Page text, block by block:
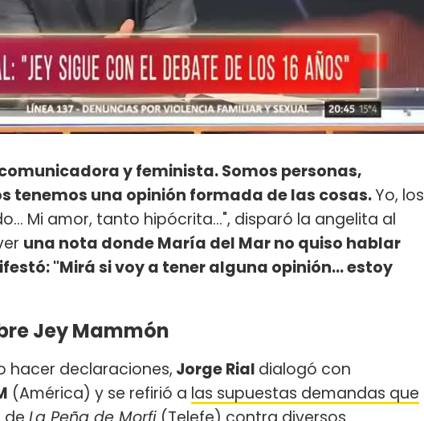
y feminista. Somos personas,
tenemos una opinión formada de las cosas.Yo, los
Mi amor, tanto hipócrita...", disparó la angelita al
una nota donde María del Mar no quiso hablar
"Mirá si voy a tener alguna opinión... estoy
Jey Mammón
hacer declaraciones, Jorge Rial dialogó con
(América) y se refirió a las supuestas demandas que